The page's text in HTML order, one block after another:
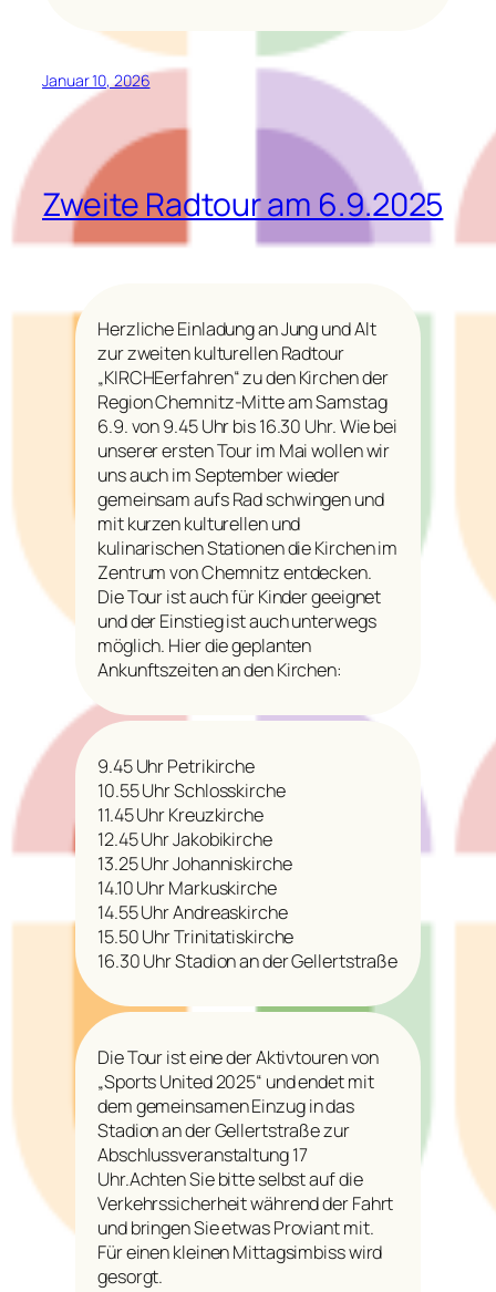
Januar 10, 2026
Zweite Radtour am 6.9.2025
Herzliche Einladung an Jung und Alt
zur zweiten kulturellen Radtour
„KIRCHEerfahren“ zu den Kirchen der
Region Chemnitz-Mitte am Samstag
6.9. von 9.45 Uhr bis 16.30 Uhr. Wie bei
unserer ersten Tour im Mai wollen wir
uns auch im September wieder
gemeinsam aufs Rad schwingen und
mit kurzen kulturellen und
kulinarischen Stationen die Kirchen im
Zentrum von Chemnitz entdecken.
Die Tour ist auch für Kinder geeignet
und der Einstieg ist auch unterwegs
möglich. Hier die geplanten
Ankunftszeiten an den Kirchen:
9.45 Uhr Petrikirche
10.55 Uhr Schlosskirche
11.45 Uhr Kreuzkirche
12.45 Uhr Jakobikirche
13.25 Uhr Johanniskirche
14.10 Uhr Markuskirche
14.55 Uhr Andreaskirche
15.50 Uhr Trinitatiskirche
16.30 Uhr Stadion an der Gellertstraße
Die Tour ist eine der Aktivtouren von
„Sports United 2025“ und endet mit
dem gemeinsamen Einzug in das
Stadion an der Gellertstraße zur
Abschlussveranstaltung 17
Uhr.Achten Sie bitte selbst auf die
Verkehrssicherheit während der Fahrt
und bringen Sie etwas Proviant mit.
Für einen kleinen Mittagsimbiss wird
gesorgt.